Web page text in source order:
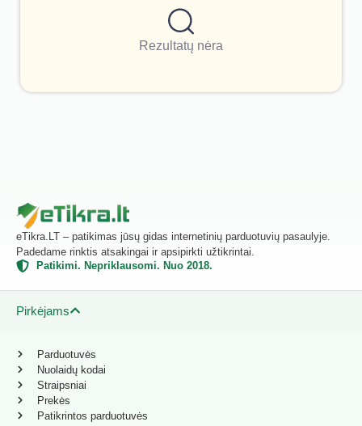
Rezultatų nėra
eTikra.LT – patikimas jūsų gidas internetinių parduotuvių pasaulyje.
Padedame rinktis atsakingai ir apsipirkti užtikrintai.
Patikimi. Nepriklausomi. Nuo 2018.
Pirkėjams
Parduotuvės
Nuolaidų kodai
Straipsniai
Prekės
Patikrintos parduotuvės